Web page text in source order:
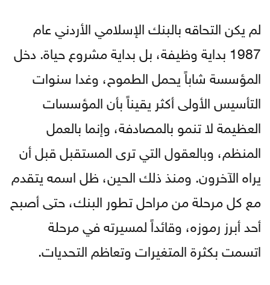
لم يكن التحاقه بالبنك الإسلامي الأردني عام
1987 بداية وظيفة، بل بداية مشروع حياة. دخل
المؤسسة شاباً يحمل الطموح، وغدا سنوات
التأسيس الأولى أكثر يقيناً بأن المؤسسات
العظيمة لا تنمو بالمصادفة، وإنما بالعمل
المنظم، وبالعقول التي ترى المستقبل قبل أن
يراه الآخرون. ومنذ ذلك الحين، ظل اسمه يتقدم
مع كل مرحلة من مراحل تطور البنك، حتى أصبح
أحد أبرز رموزه، وقائداً لمسيرته في مرحلة
اتسمت بكثرة المتغيرات وتعاظم التحديات.